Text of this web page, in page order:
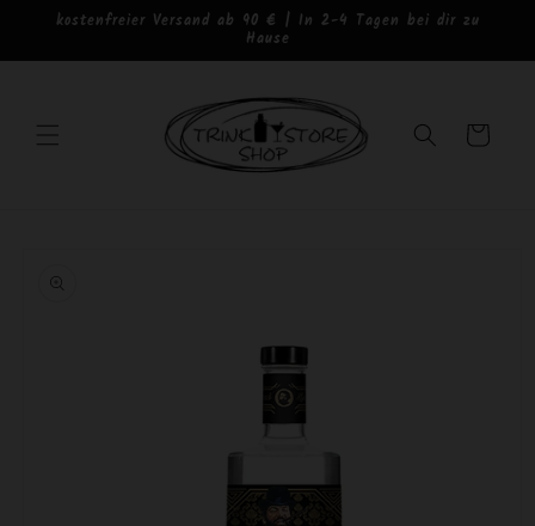
zumkostenfreier Versand ab 90 € | In 2-4 Tagen bei dir zu
Hause
Warenkorb